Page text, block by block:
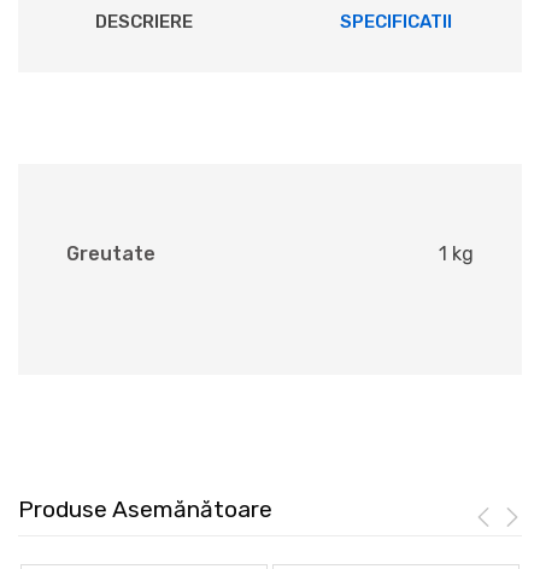
DESCRIERE SPECIFICATII
Greutate 1 kg
Produse Asemănătoare